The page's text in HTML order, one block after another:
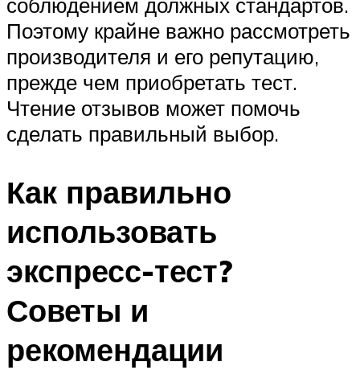
Поэтому крайне важно рассмотреть
производителя и его репутацию,
прежде чем приобретать тест.
Чтение отзывов может помочь
сделать правильный выбор.
Как правильно
использовать
экспресс-тест?
Советы и
рекомендации